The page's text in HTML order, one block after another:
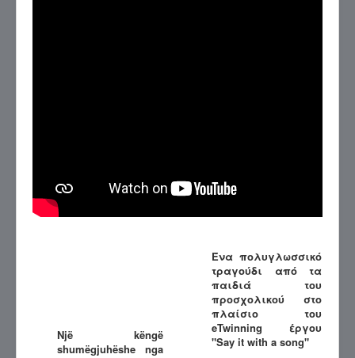
Një këngë
shumëgjuhëshe nga
Ένα πολυγλωσσικό
τραγούδι από τα
παιδιά του
προσχολικού στο
πλαίσιο του
eTwinning έργου
"Say it with a song"